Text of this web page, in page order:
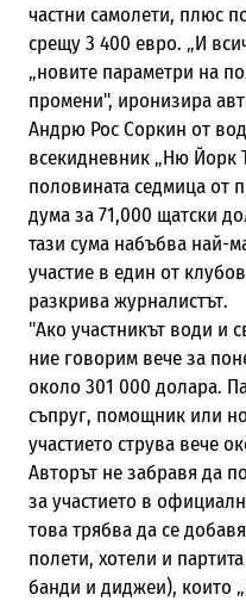
частни самолети, плюс
срещу 3 400 евро. „И
„новите параметри на
промени", иронизира
Андрю Рос Соркин от
всекидневник „Ню Йорк
половината седмица от
дума за 71,000 щатски
тази сума набъбва най-
участие в един от
разкрива журналистът.
"Ако участникът води и
ние говорим вече за
около 301 000 долара.
съпруг, помощник или
участието струва вече
Авторът не забравя да
за участието в
това трябва да се
полети, хотели и
банди и диджеи), които